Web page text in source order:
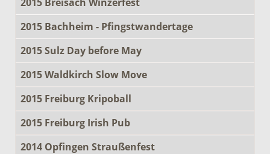
2015 Bachheim - Pfingstwandertage
2015 Sulz Day before May
2015 Waldkirch Slow Move
2015 Freiburg Kripoball
2015 Freiburg Irish Pub
2014 Opfingen Straußenfest